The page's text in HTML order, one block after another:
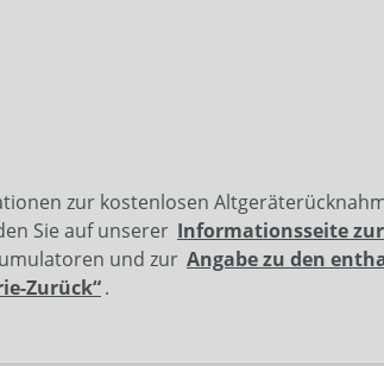
zur kostenlosen
Sie auf unserer Informationsseite
und zur Angabe zu den
Zurück“.